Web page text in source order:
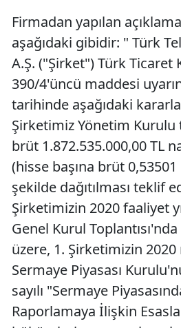
Firmadan yapılan
aşağıdaki gibidir: " Türk
A.Ş. ("Şirket") Türk Ticaret
390/4'üncü maddesi
tarihinde aşağıdaki
Şirketimiz Yönetim Kurulu
brüt 1.872.535.000,00 TL
(hisse başına brüt
şekilde dağıtılması teklif
Şirketimizin 2020 faaliyet
Genel Kurul
üzere, 1. Şirketimizin 2020
Sermaye Piyasası
sayılı "Sermaye
Raporlamaya İlişkin